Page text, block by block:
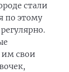
стали
по этому
им свои